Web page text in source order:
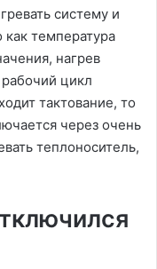
систему и
как температура
нагрев
цикл
тактование, то
через очень
теплоноситель,